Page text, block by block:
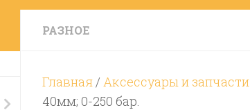
РАЗНОЕ
Главная / Аксессуары и запчасти
40мм; 0-250 бар.